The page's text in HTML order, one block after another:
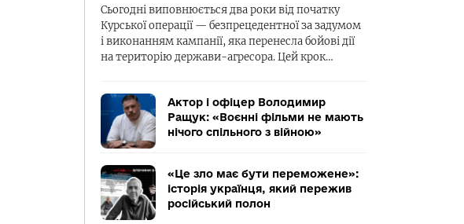
Сьогодні виповнюється два роки від початку
Курської операції — безпрецедентної за задумом
і виконанням кампанії, яка перенесла бойові дії
на територію держави-агресора. Цей крок…
Актор і офіцер Володимир
Ращук: «Воєнні фільми не мають
нічого спільного з війною»
«Це зло має бути переможене»:
історія українця, який пережив
російський полон